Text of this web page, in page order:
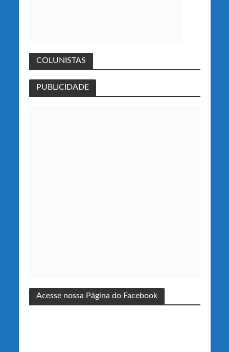
COLUNISTAS
PUBLICIDADE
Acesse nossa Página do Facebook